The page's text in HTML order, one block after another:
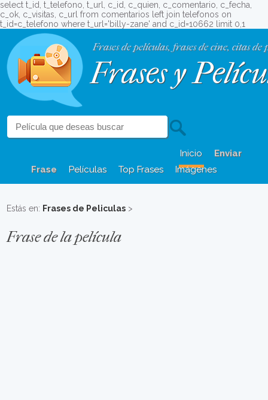
select t_id, t_telefono, t_url, c_id, c_quien, c_comentario, c_fecha,
c_ok, c_visitas, c_url from comentarios left join telefonos on
t_id=c_telefono where t_url='billy-zane' and c_id=10662 limit 0,1
Frases de películas, frases de cine, citas de
Frases y
Inicio
Enviar
Frase
Películas Top Frases Imágenes
Estás en: Frases de Peliculas >
Frase de la película